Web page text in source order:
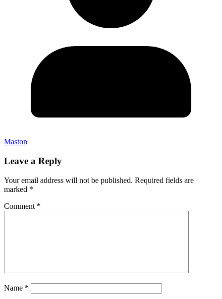
Maston
Leave a Reply
Your email address will not be published. Required fields are
marked *
Comment *
Name *